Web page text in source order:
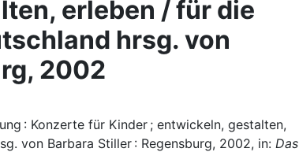
erleben / für die
hrsg. von
2002
: Konzerte für Kinder ; entwickeln, gestalten,
von Barbara Stiller : Regensburg, 2002, in: Das